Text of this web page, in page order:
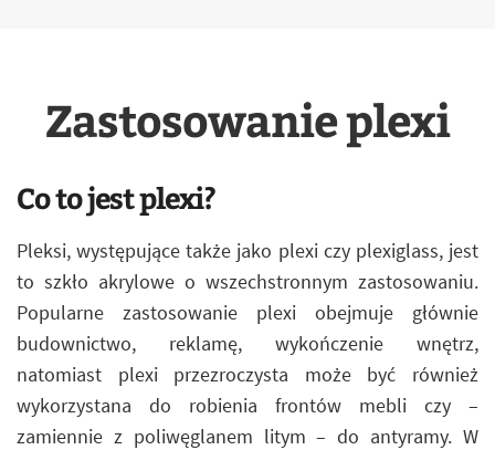
Zastosowanie plexi
Co to jest plexi?
Pleksi, występujące także jako plexi czy plexiglass, jest
to szkło akrylowe o wszechstronnym zastosowaniu.
Popularne zastosowanie plexi obejmuje głównie
budownictwo, reklamę, wykończenie wnętrz,
natomiast plexi przezroczysta może być również
wykorzystana do robienia frontów mebli czy –
zamiennie z poliwęglanem litym – do antyramy. W